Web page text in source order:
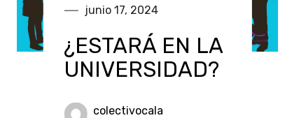
junio 17, 2024
¿ESTARÁ EN LA
UNIVERSIDAD?
colectivocala